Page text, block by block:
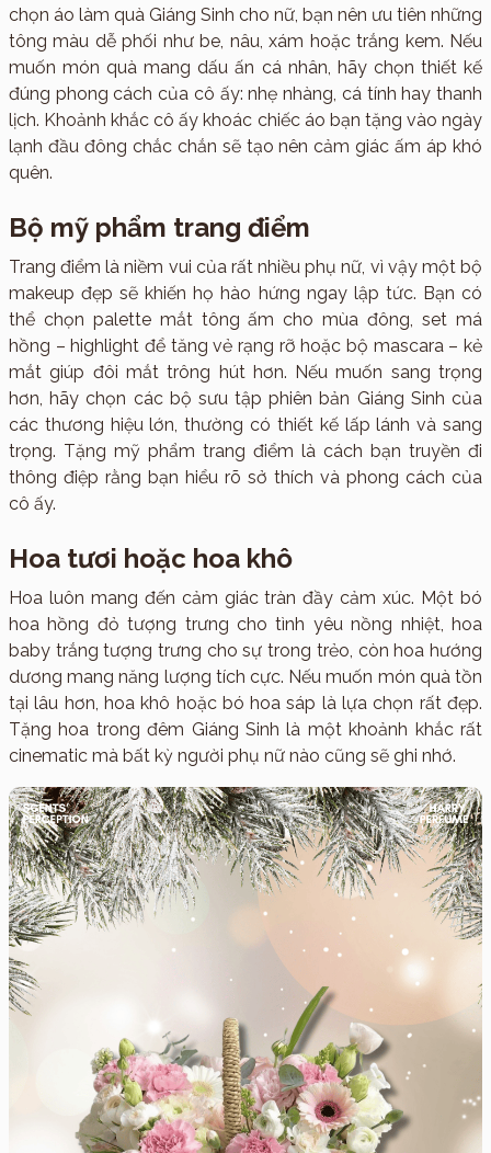
chọn áo làm quà Giáng Sinh cho nữ, bạn nên ưu tiên những
tông màu dễ phối như be, nâu, xám hoặc trắng kem. Nếu
muốn món quà mang dấu ấn cá nhân, hãy chọn thiết kế
đúng phong cách của cô ấy: nhẹ nhàng, cá tính hay thanh
lịch. Khoảnh khắc cô ấy khoác chiếc áo bạn tặng vào ngày
lạnh đầu đông chắc chắn sẽ tạo nên cảm giác ấm áp khó
quên.
Bộ mỹ phẩm trang điểm
Trang điểm là niềm vui của rất nhiều phụ nữ, vì vậy một bộ
makeup đẹp sẽ khiến họ hào hứng ngay lập tức. Bạn có
thể chọn palette mắt tông ấm cho mùa đông, set má
hồng – highlight để tăng vẻ rạng rỡ hoặc bộ mascara – kẻ
mắt giúp đôi mắt trông hút hơn. Nếu muốn sang trọng
hơn, hãy chọn các bộ sưu tập phiên bản Giáng Sinh của
các thương hiệu lớn, thường có thiết kế lấp lánh và sang
trọng. Tặng mỹ phẩm trang điểm là cách bạn truyền đi
thông điệp rằng bạn hiểu rõ sở thích và phong cách của
cô ấy.
Hoa tươi hoặc hoa khô
Hoa luôn mang đến cảm giác tràn đầy cảm xúc. Một bó
hoa hồng đỏ tượng trưng cho tình yêu nồng nhiệt, hoa
baby trắng tượng trưng cho sự trong trẻo, còn hoa hướng
dương mang năng lượng tích cực. Nếu muốn món quà tồn
tại lâu hơn, hoa khô hoặc bó hoa sáp là lựa chọn rất đẹp.
Tặng hoa trong đêm Giáng Sinh là một khoảnh khắc rất
cinematic mà bất kỳ người phụ nữ nào cũng sẽ ghi nhớ.